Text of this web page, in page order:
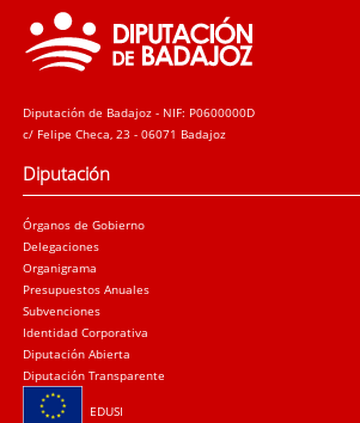
Diputación de Badajoz - NIF: P0600000D
c/ Felipe Checa, 23 - 06071 Badajoz
Diputación
Órganos de Gobierno
Delegaciones
Organigrama
Presupuestos Anuales
Subvenciones
Identidad Corporativa
Diputación Abierta
Diputación Transparente
EDUSI